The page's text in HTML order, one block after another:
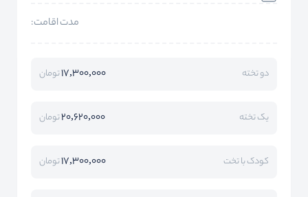
مدت اقامت:
دو تخته 17,300,000تومان
یک تخته 20,620,000تومان
کودک با تخت 17,300,000تومان